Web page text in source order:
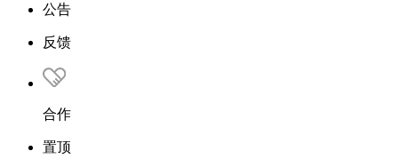
公告
反馈
合作
置顶